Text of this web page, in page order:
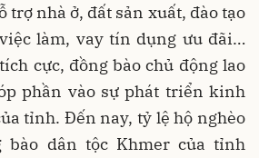
trợ nhà ở, đất sản xuất, đào tạo
làm, vay tín dụng ưu đãi…
cực, đồng bào chủ động lao
phần vào sự phát triển kinh
tỉnh. Đến nay, tỷ lệ hộ nghèo
bào dân tộc Khmer của tỉnh